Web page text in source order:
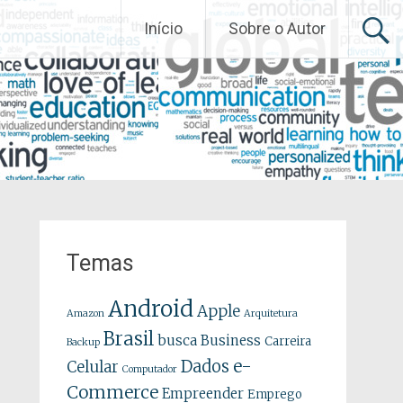
Início Sobre o Autor
Temas
Amazon AndroidApple Arquitetura
Backup Brasil busca Business Carreira
Celular Computador Dados e-
Commerce Empreender Emprego